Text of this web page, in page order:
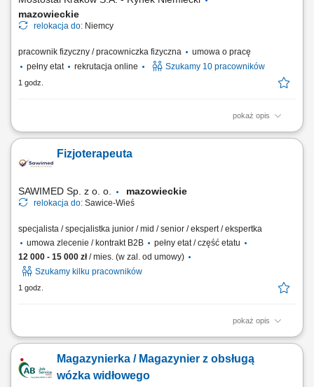
mazowieckie
relokacja do: Niemcy
pracownik fizyczny / pracowniczka fizyczna
umowa o pracę
pełny etat
rekrutacja online Szukamy 10 pracowników
1 godz.
pokaż opis
Opis stanowiska: Składanie i dopasowywanie konstrukcji stalowych
MAG przygotowujących elementy do spawania. Obróbka i
przygotowanie materiałów z wykorzystaniem palnika gazowego.
Fizjoterapeuta
SAWIMED Sp. z o. o. mazowieckie
relokacja do: Sawice-Wieś
specjalista / specjalistka junior / mid / senior / ekspert / ekspertka
umowa zlecenie / kontrakt B2B
pełny etat / część etatu
12 000 - 15 000 zł/ mies. (w zal. od umowy)
Szukamy kilku pracowników
1 godz.
pokaż opis
Zakres obowiązków Realizacja programów rehabilitacyjnych.
Prowadzenia elektronicznej dokumentacji medycznej. Monitorowanie
postępów terapeutycznych pacjentów. Aktywny udział w naradach
Magazynierka / Magazynier z obsługą
wózka widłowego